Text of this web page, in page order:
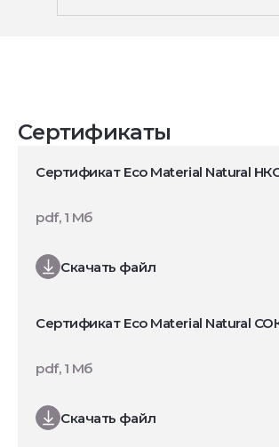
Сертификаты
Сертификат Eco Material Natural
Скачать файл
pdf, 1 Мб
Сертификат Eco Material Natural
Скачать файл
pdf, 1 Мб